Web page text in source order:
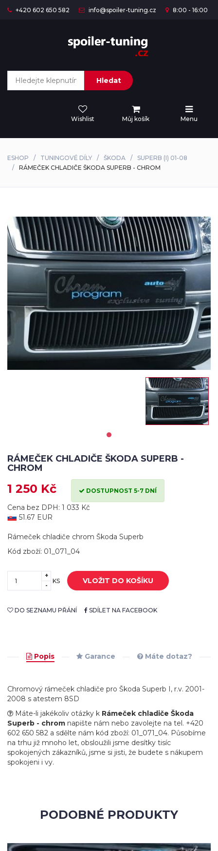
+420 602 650 582 info@spoiler-tuning.cz 8:00 - 16:00
Hledat
Wishlist Můj košík Menu
ESHOP TUNINGOVÉ DÍLY ŠKODA
SUPERB (I) 01-08
RÁMEČEK CHLADIČE ŠKODA SUPERB - CHROM
RÁMEČEK CHLADIČE ŠKODA SUPERB -
CHROM
1 250 Kč DOSTUPNOST 5-7 DNÍ
Cena bez DPH: 1 033 Kč
51.67 EUR
Rámeček chladiče chrom Škoda Superb
Kód zboží: 01_071_04
+
-
KS VLOŽIT DO KOŠÍKU
DO SEZNAMU PŘÁNÍ SDÍLET NA FACEBOOK
Popis Garance Máte dotaz?
Chromový rámeček chladiče pro Škoda Superb I, r.v. 2001-
2008 s atestem 8SD
Máte-li jakékoliv otázky k Rámeček chladiče Škoda
Superb - chrom napište nám nebo zavolejte na tel. +420
602 650 582 a sdělte nám kód zboží: 01_071_04. Působíme
na trhu již mnoho let, obsloužili jsme desítky tisíc
spokojených zákazníků, jsme si jisti, že budete s nákupem
spokojeni i vy.
PODOBNÉ PRODUKTY